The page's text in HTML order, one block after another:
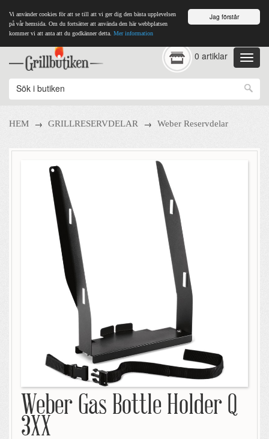
Jag förstår
Vi använder cookies för att se till att vi ger dig den bästa upplevelsen
på vår hemsida. Om du fortsätter att använda den här webbplatsen
kommer vi att anta att du godkänner detta. Mer information
0 artiklar
HEM → GRILLRESERVDELAR → Weber Reservdelar
Weber Gas Bottle Holder Q
3XX